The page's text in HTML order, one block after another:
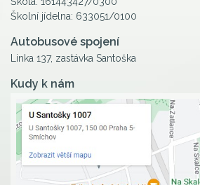
Školní jídelna: 633051/0100
Autobusové spojení
Linka 137, zastávka Santoška
Kudy k nám